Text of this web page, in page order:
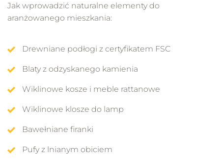
Jak wprowadzić naturalne elementy do
aranżowanego mieszkania:
Drewniane podłogi z certyfikatem FSC
Blaty z odzyskanego kamienia
Wiklinowe kosze i meble rattanowe
Wiklinowe klosze do lamp
Bawełniane firanki
Pufy z lnianym obiciem